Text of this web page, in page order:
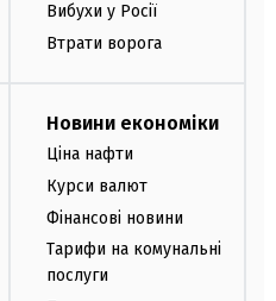
Вибухи у Росії
Втрати ворога
Новини економіки
Ціна нафти
Курси валют
Фінансові новини
Тарифи на комунальні
послуги